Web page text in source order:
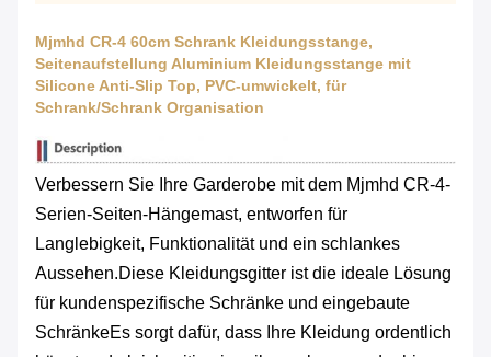
Mjmhd CR-4 60cm Schrank Kleidungsstange,
Seitenaufstellung Aluminium Kleidungsstange mit
Silicone Anti-Slip Top, PVC-umwickelt, für
Schrank/Schrank Organisation
Verbessern Sie Ihre Garderobe mit dem Mjmhd CR-4-
Serien-Seiten-Hängemast, entworfen für
Langlebigkeit, Funktionalität und ein schlankes
Aussehen.Diese Kleidungsgitter ist die ideale Lösung
für kundenspezifische Schränke und eingebaute
SchränkeEs sorgt dafür, dass Ihre Kleidung ordentlich